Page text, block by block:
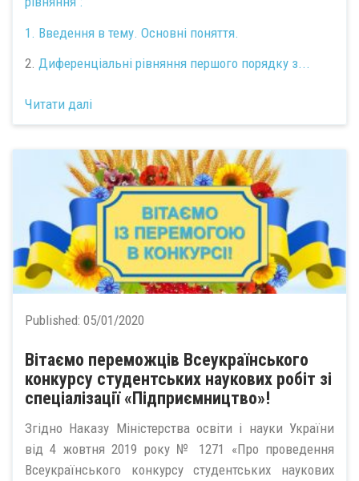
1. Введення в тему. Основні поняття.
2. Диференціальні рівняння першого порядку з...
Читати далі
Published: 05/01/2020
Вітаємо переможців Всеукраїнського
конкурсу студентських наукових робіт зі
спеціалізації «Підприємництво»!
Згідно Наказу Міністерства освіти і науки України
від 4 жовтня 2019 року № 1271 «Про проведення
Всеукраїнського конкурсу студентських наукових